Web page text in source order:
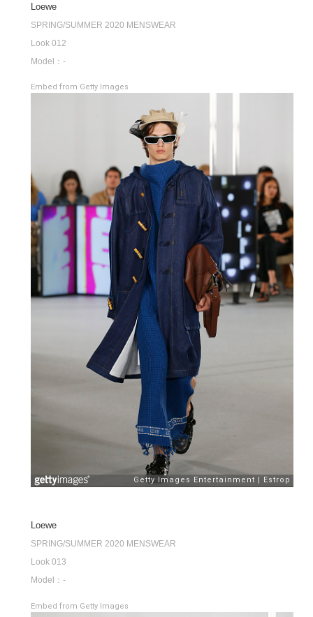
Loewe
SPRING/SUMMER 2020 MENSWEAR
Look 012
Model：-
Embed from Getty Images
Loewe
SPRING/SUMMER 2020 MENSWEAR
Look 013
Model：-
Embed from Getty Images